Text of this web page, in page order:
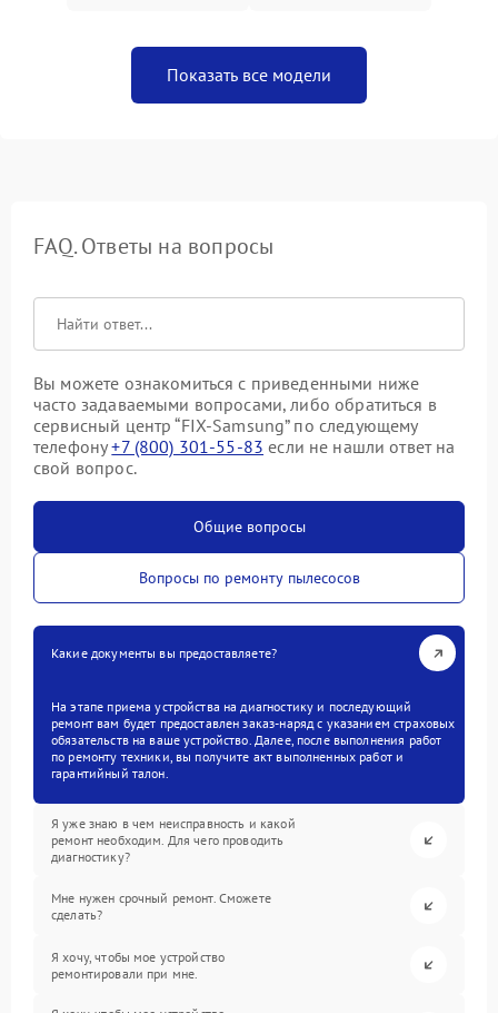
Показать все модели
FAQ. Ответы на вопросы
Вы можете ознакомиться с приведенными ниже
часто задаваемыми вопросами, либо обратиться в
сервисный центр “FIX-Samsung” по следующему
телефону+7 (800) 301-55-83 если не нашли ответ на
свой вопрос.
Общие вопросы
Вопросы по ремонту пылесосов
Какие документы вы предоставляете?
На этапе приема устройства на диагностику и последующий
ремонт вам будет предоставлен заказ-наряд с указанием страховых
обязательств на ваше устройство. Далее, после выполнения работ
по ремонту техники, вы получите акт выполненных работ и
гарантийный талон.
Я уже знаю в чем неисправность и какой
ремонт необходим. Для чего проводить
диагностику?
Мне нужен срочный ремонт. Сможете
сделать?
Я хочу, чтобы мое устройство
ремонтировали при мне.